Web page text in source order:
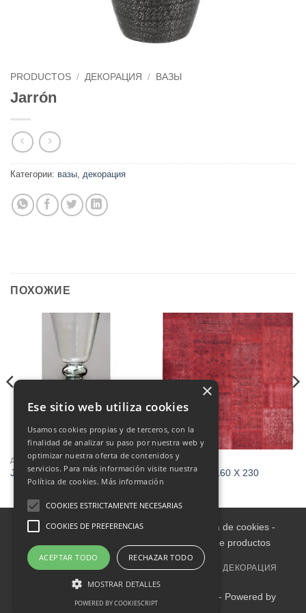
PRODUCTOS / ДЕКОРАЦИЯ / ВАЗЫ
Jarrón
Категории: вазы, декорация
ПОХОЖИЕ
ДЕКОРАЦИЯ
Jarrón cristal
ДЕКОРАЦИЯ
ALFOMBRA 160 X 230
Aviso legal-Política de Privacidad Política de cookies-
Condiciones informativas sobre catálogo de productos
ГЛАВНАЯ ВНУТРИ МЕБЕЛЬ ДЛЯ УЛИЦЫ
ДЕКОРАЦИЯ
Copyright 2018-2025 Mueble4you Tenerife - Powered by
×
Ese sitio web utiliza cookies
Usamos cookies propias y de terceros, con la
finalidad de analizar su paso por nuestra web y
optimizar nuestra oferta de contenidos y
servicios. Para más información visite nuestra
Política de cookies. Más información
COOKIES ESTRICTAMENTE NECESARIAS
COOKIES DE PREFERENCIAS
ACEPTAR TODO RECHAZAR TODO
MOSTRAR DETALLES
POWERED BY COOKIESCRIPT